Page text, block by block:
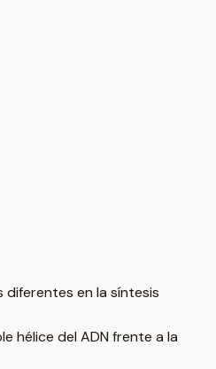
diferentes en la síntesis
hélice del ADN frente a la